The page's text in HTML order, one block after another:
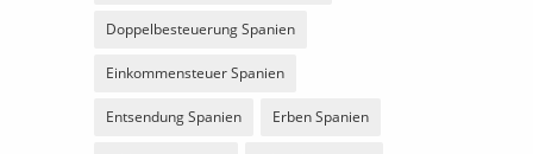
Doppelbesteuerung Spanien
Einkommensteuer Spanien
Entsendung Spanien Erben Spanien